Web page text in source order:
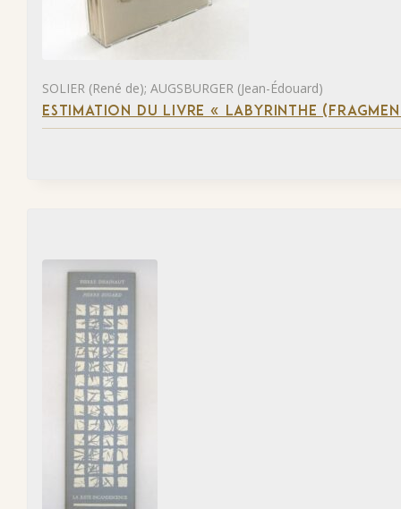
SOLIER (René de); AUGSBURGER (Jean-Édouard)
ESTIMATION DU LIVRE « LABYRINTHE